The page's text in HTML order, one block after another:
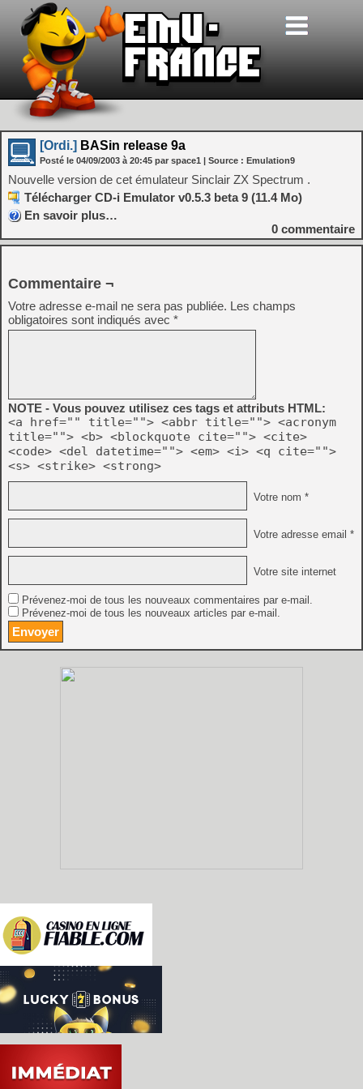
[Ordi.] BASin release 9a
Posté le 04/09/2003 à 20:45 par space1 | Source : Emulation9
Nouvelle version de cet émulateur Sinclair ZX Spectrum .
Télécharger CD-i Emulator v0.5.3 beta 9 (11.4 Mo)
En savoir plus…
0 commentaire
Commentaire ¬
Votre adresse e-mail ne sera pas publiée. Les champs
obligatoires sont indiqués avec *
NOTE - Vous pouvez utilisez ces tags et attributs HTML:
<a href="" title=""> <abbr title=""> <acronym
title=""> <b> <blockquote cite=""> <cite>
<code> <del datetime=""> <em> <i> <q cite="">
<s> <strike> <strong>
Votre nom *
Votre adresse email *
Votre site internet
Prévenez-moi de tous les nouveaux commentaires par e-mail.
Prévenez-moi de tous les nouveaux articles par e-mail.